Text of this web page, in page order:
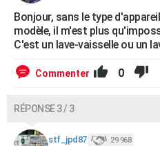
Bonjour, sans le type
modèle, il m'est plus
C'est un lave-vaisselle ou un
Commenter 0
RÉPONSE 3 / 3
stf_jpd87 29 968